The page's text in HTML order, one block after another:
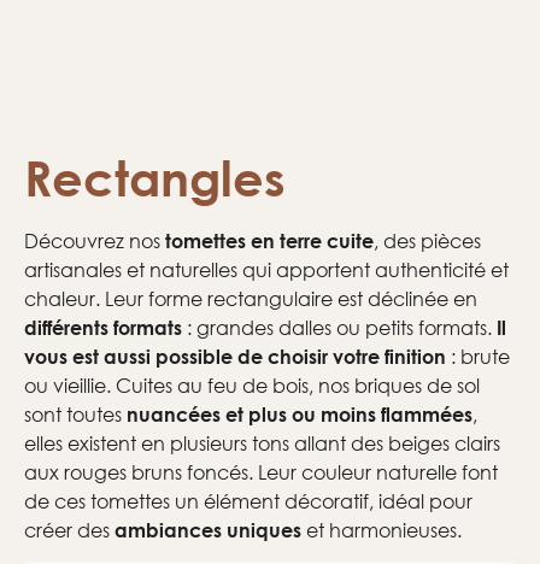
Rectangles
Découvrez nos tomettes en terre cuite, des pièces
artisanales et naturelles qui apportent authenticité et
chaleur. Leur forme rectangulaireest déclinée en
différents formats : grandes dalles ou petits formats. Il
vous est aussi possible de choisir votre finition : brute
ou vieillie. Cuites au feu de bois, nos briques de sol
sont toutes nuancées et plus ou moins flammées,
elles existent en plusieurs tons allant des beiges clairs
aux rouges bruns foncés. Leur couleur naturelle font
de ces tomettes un élément décoratif, idéal pour
créer des ambiances uniques et harmonieuses.